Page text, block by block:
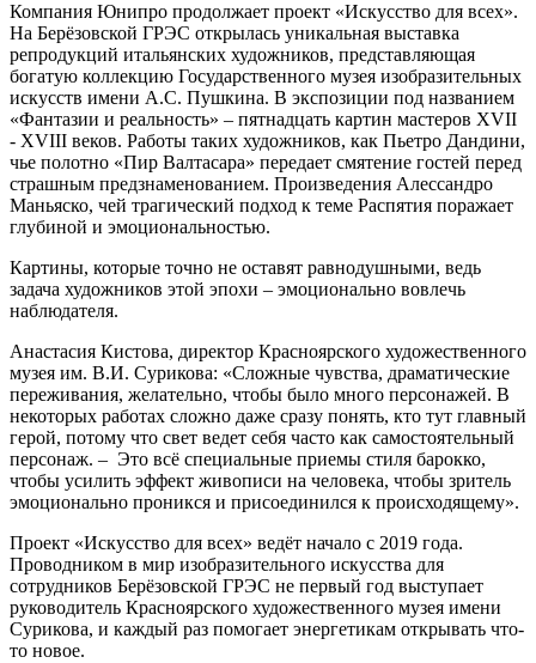
Компания Юнипро продолжает проект «Искусство для всех».
На Берёзовской ГРЭС открылась уникальная выставка
репродукций итальянских художников, представляющая
богатую коллекцию Государственного музея изобразительных
искусств имени А.С. Пушкина. В экспозиции под названием
«Фантазии и реальность» – пятнадцать картин мастеров XVII
- XVIII веков. Работы таких художников, как Пьетро Дандини,
чье полотно «Пир Валтасара» передает смятение гостей перед
страшным предзнаменованием. Произведения Алессандро
Маньяско, чей трагический подход к теме Распятия поражает
глубиной и эмоциональностью.
Картины, которые точно не оставят равнодушными, ведь
задача художников этой эпохи – эмоционально вовлечь
наблюдателя.
Анастасия Кистова, директор Красноярского художественного
музея им. В.И. Сурикова: «Сложные чувства, драматические
переживания, желательно, чтобы было много персонажей. В
некоторых работах сложно даже сразу понять, кто тут главный
герой, потому что свет ведет себя часто как самостоятельный
персонаж. – Это всё специальные приемы стиля барокко,
чтобы усилить эффект живописи на человека, чтобы зритель
эмоционально проникся и присоединился к происходящему».
Проект «Искусство для всех» ведёт начало с 2019 года.
Проводником в мир изобразительного искусства для
сотрудников Берёзовской ГРЭС не первый год выступает
руководитель Красноярского художественного музея имени
Сурикова, и каждый раз помогает энергетикам открывать что-
то новое.